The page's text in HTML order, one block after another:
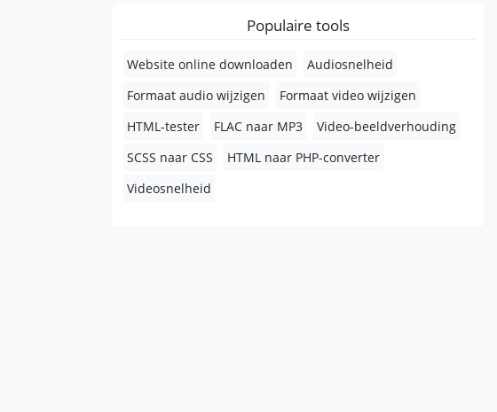
Populaire tools
Website online downloaden
Audiosnelheid
Formaat audio wijzigen
Formaat video wijzigen
HTML-tester
FLAC naar MP3
Video-beeldverhouding
SCSS naar CSS
HTML naar PHP-converter
Videosnelheid